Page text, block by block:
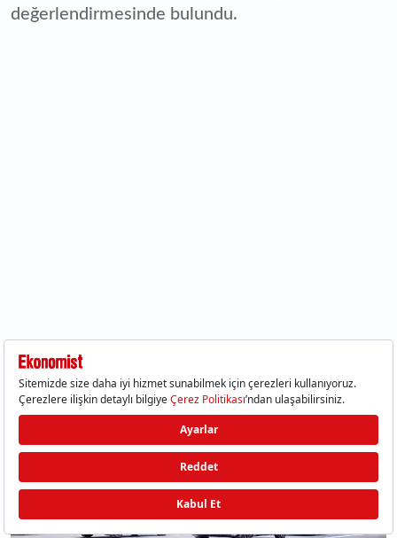
değerlendirmesinde bulundu.
2 Üretim maliyetleri yüzde 10 azalıyor